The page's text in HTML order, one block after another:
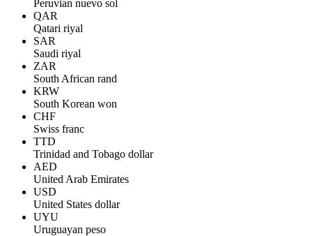
Peruvian nuevo sol
QAR
Qatari riyal
SAR
Saudi riyal
ZAR
South African rand
KRW
South Korean won
CHF
Swiss franc
TTD
Trinidad and Tobago dollar
AED
United Arab Emirates
USD
United States dollar
UYU
Uruguayan peso